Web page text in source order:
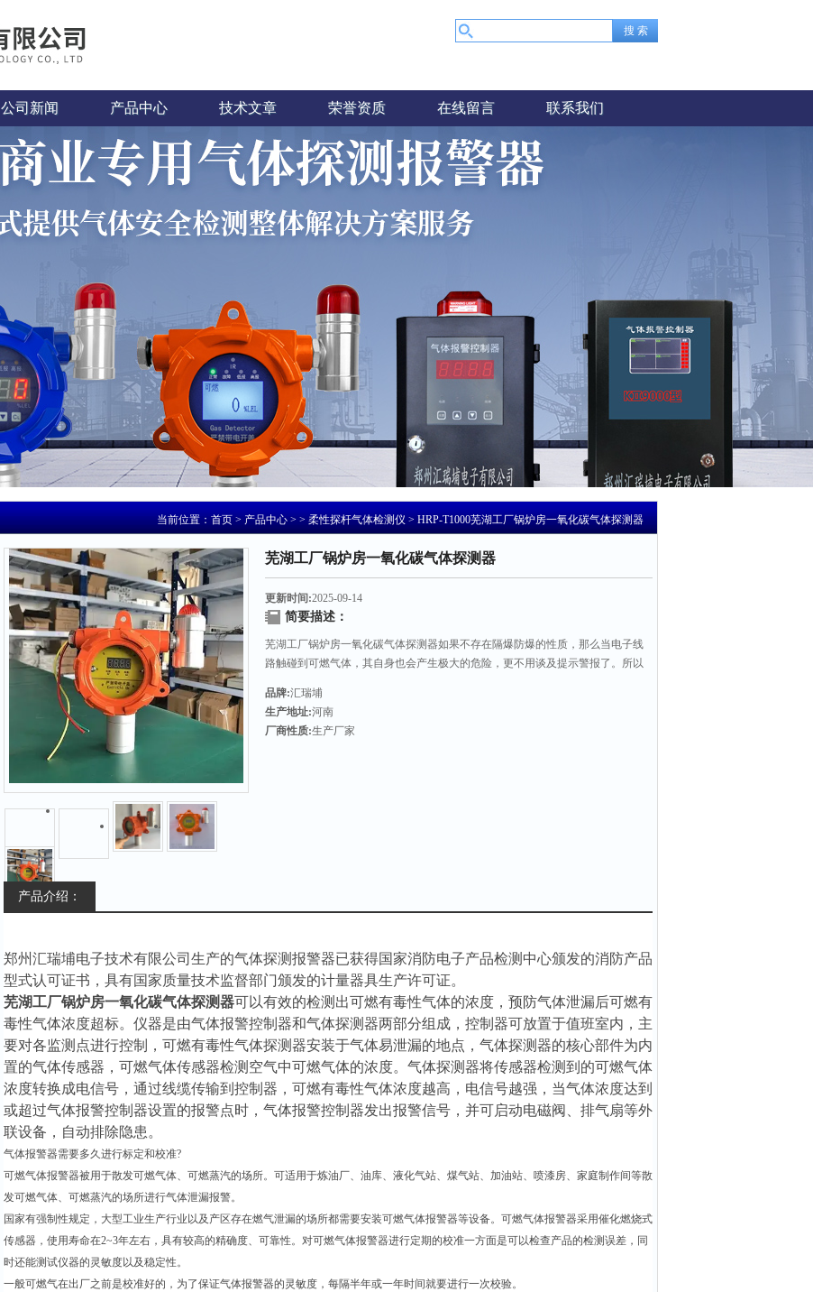
公司新闻 产品中心 技术文章 荣誉资质 在线留言 联系我们
当前位置：首页>产品中心> >柔性探杆气体检测仪> HRP-T1000芜湖工厂锅炉房一氧化碳气体探测器
芜湖工厂锅炉房一氧化碳气体探测器
更新时间:2025-09-14
简要描述：
芜湖工厂锅炉房一氧化碳气体探测器如果不存在隔爆防爆的性质，那么当电子线
路触碰到可燃气体，其自身也会产生极大的危险，更不用谈及提示警报了。所以
客户。
品牌:汇瑞埔
生产地址:河南
厂商性质:生产厂家
产品介绍：
郑州汇瑞埔电子技术有限公司生产的气体探测报警器已获得国家消防电子产品检测中心颁发的消防产品
型式认可证书，具有国家质量技术监督部门颁发的计量器具生产许可证。
芜湖工厂锅炉房一氧化碳气体探测器可以有效的检测出可燃有毒性气体的浓度，预防气体泄漏后可燃有
毒性气体浓度超标。仪器是由气体报警控制器和气体探测器两部分组成，控制器可放置于值班室内，主
要对各监测点进行控制，可燃有毒性气体探测器安装于气体易泄漏的地点，气体探测器的核心部件为内
置的气体传感器，可燃气体传感器检测空气中可燃气体的浓度。气体探测器将传感器检测到的可燃气体
浓度转换成电信号，通过线缆传输到控制器，可燃有毒性气体浓度越高，电信号越强，当气体浓度达到
或超过气体报警控制器设置的报警点时，气体报警控制器发出报警信号，并可启动电磁阀、排气扇等外
联设备，自动排除隐患。
气体报警器需要多久进行标定和校准?
可燃气体报警器被用于散发可燃气体、可燃蒸汽的场所。可适用于炼油厂、油库、液化气站、煤气站、加油站、喷漆房、家庭制作间等散
发可燃气体、可燃蒸汽的场所进行气体泄漏报警。
国家有强制性规定，大型工业生产行业以及产区存在燃气泄漏的场所都需要安装可燃气体报警器等设备。可燃气体报警器采用催化燃烧式
传感器，使用寿命在2~3年左右，具有较高的精确度、可靠性。对可燃气体报警器进行定期的校准一方面是可以检查产品的检测误差，同
时还能测试仪器的灵敏度以及稳定性。
一般可燃气在出厂之前是校准好的，为了保证气体报警器的灵敏度，每隔半年或一年时间就要进行一次校验。